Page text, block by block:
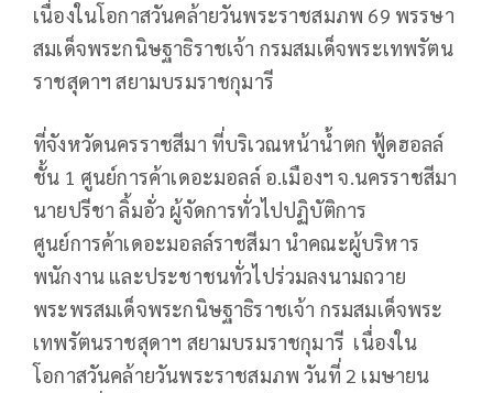
เนื่องในโอกาสวันคล้ายวันพระราชสมภพ 69 พรรษา
สมเด็จพระกนิษฐาธิราชเจ้า กรมสมเด็จพระเทพรัตน
ราชสุดาฯ สยามบรมราชกุมารี
ที่จังหวัดนครราชสีมา ที่บริเวณหน้าน้ำตก ฟู้ดฮอลล์
ชั้น 1 ศูนย์การค้าเดอะมอลล์ อ.เมืองฯ จ.นครราชสีมา
นายปรีชา ลิ้มอั่ว ผู้จัดการทั่วไปปฏิบัติการ
ศูนย์การค้าเดอะมอลล์ราชสีมา นำคณะผู้บริหาร
พนักงาน และประชาชนทั่วไปร่วมลงนามถวาย
พระพรสมเด็จพระกนิษฐาธิราชเจ้า กรมสมเด็จพระ
เทพรัตนราชสุดาฯ สยามบรมราชกุมารี เนื่องใน
โอกาสวันคล้ายวันพระราชสมภพ วันที่ 2 เมษายน